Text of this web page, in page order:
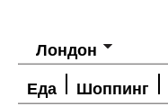
Лондон
Еда Шоппинг